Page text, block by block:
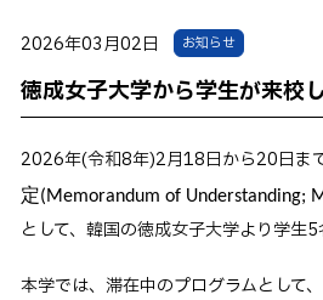
学生生活
社会貢献
受験生の方へ
在学生の方へ
2026年03月02日 お知らせ
徳成女子大学から学生が来校
2026年(令和8年)2月18日から20日ま
定(Memorandum of Understanding;
として、韓国の徳成女子大学より学生5
本学では、滞在中のプログラムとして